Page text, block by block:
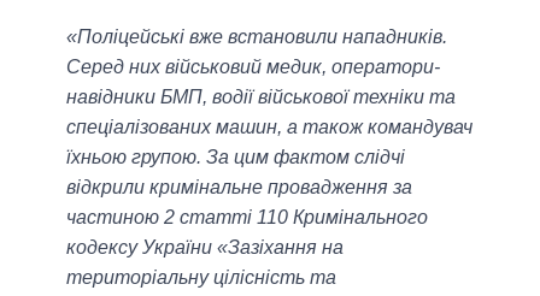
«Поліцейські вже встановили нападників.
Серед них військовий медик, оператори-
навідники БМП, водії військової техніки та
спеціалізованих машин, а також командувач
їхньою групою. За цим фактом слідчі
відкрили кримінальне провадження за
частиною 2 статті 110 Кримінального
кодексу України «Зазіхання на
територіальну цілісність та